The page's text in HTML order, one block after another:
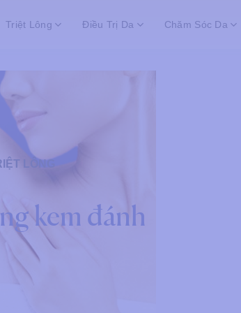
Triệt Lông Điều Trị Da Chăm Sóc Da
LÔNG
kem đánh